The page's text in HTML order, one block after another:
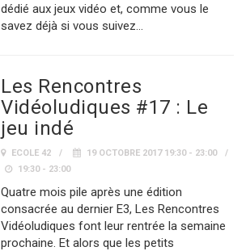
dédié aux jeux vidéo et, comme vous le
savez déjà si vous suivez…
Les Rencontres
Vidéoludiques #17 : Le
jeu indé
ECOLE 42
19 OCTOBRE 2017 19:30 - 23:00
19:30 - 23:00
Quatre mois pile après une édition
consacrée au dernier E3, Les Rencontres
Vidéoludiques font leur rentrée la semaine
prochaine. Et alors que les petits